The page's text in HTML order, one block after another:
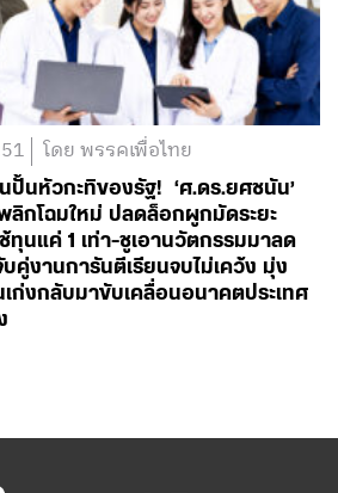
โดย พรรคเพื่อไทย
นหัวกะทิของรัฐ! ‘ศ.ดร.ยศชนัน’
กโฉมใหม่ ปลดล็อกผูกมัดระยะ
ทุนแค่ 1 เท่า-ชูเอานวัตกรรมมาลด
คู่งานการันตีเรียนจบไม่เคว้ง มุ่ง
ก่งกลับมาขับเคลื่อนอนาคตประเทศ